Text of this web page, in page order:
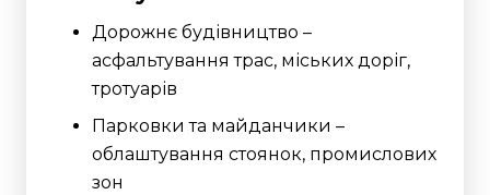
Дорожнє будівництво –
асфальтування трас, міських доріг,
тротуарів
Парковки та майданчики –
облаштування стоянок, промислових
зон